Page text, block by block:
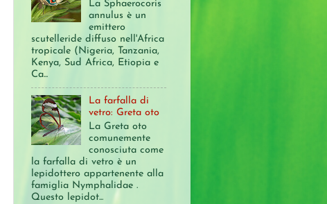
La Sphaerocoris
annulus è un
emittero
scutelleride diffuso nell'Africa
tropicale (Nigeria, Tanzania,
Kenya, Sud Africa, Etiopia e
Ca...
La farfalla di
vetro: Greta oto
La Greta oto
comunemente
conosciuta come
la farfalla di vetro è un
lepidottero appartenente alla
famiglia Nymphalidae .
Questo lepidot...